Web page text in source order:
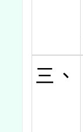
三、